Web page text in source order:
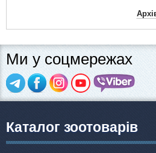
Ми у соцмережах
Каталог зоотоварів